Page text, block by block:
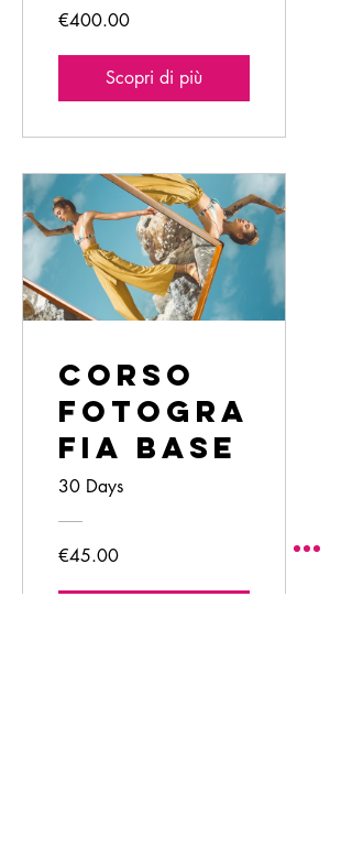
€400.00
Scopri di più
Corso
Fotogra
fia Base
30 Days
€45.00